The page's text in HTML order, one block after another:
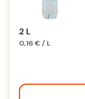
2 L
0,16 € / L